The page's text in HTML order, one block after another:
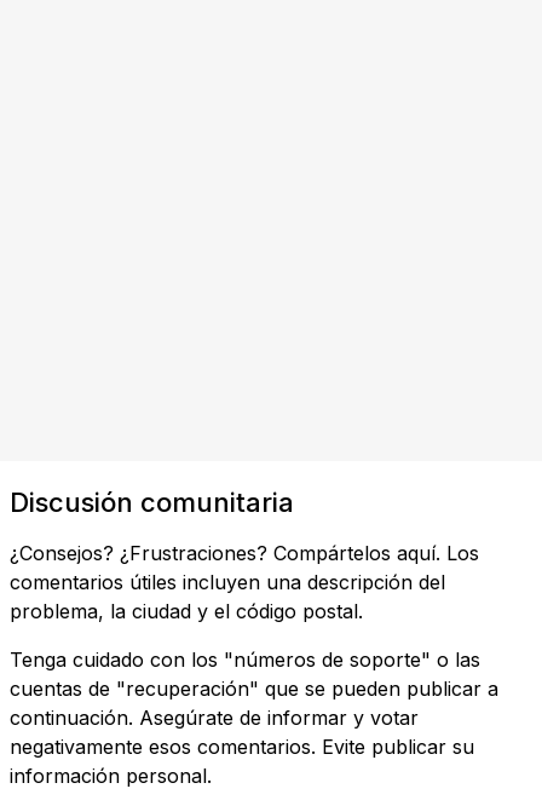
Discusión comunitaria
¿Consejos? ¿Frustraciones? Compártelos aquí. Los
comentarios útiles incluyen una descripción del
problema, la ciudad y el código postal.
Tenga cuidado con los "números de soporte" o las
cuentas de "recuperación" que se pueden publicar a
continuación. Asegúrate de informar y votar
negativamente esos comentarios. Evite publicar su
información personal.